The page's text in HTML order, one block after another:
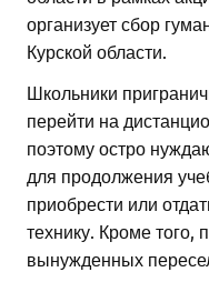
организует сбор
Курской области.
Школьники
перейти на
поэтому остро
для продолжения
приобрести или
технику. Кроме того,
вынужденных